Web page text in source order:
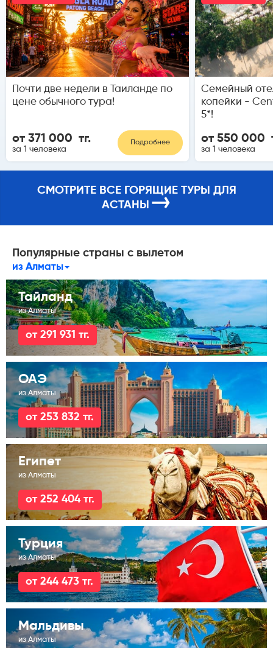
Почти две недели в Таиланде по
цене обычного тура!
от 371 000 тг.
за 1 человека
Подробнее
Семейный
копейки -
5*!
от 550 000
за 1 человека
СМОТРИТЕ ВСЕ ГОРЯЩИЕ ТУРЫ ДЛЯ
АСТАНЫ →
Популярные страны с вылетом
из Алматы
Тайланд
из Алматы
от 291 931 тг.
ОАЭ
из Алматы
от 253 832 тг.
Египет
из Алматы
от 252 404 тг.
Турция
из Алматы
от 244 473 тг.
Мальдивы
из Алматы